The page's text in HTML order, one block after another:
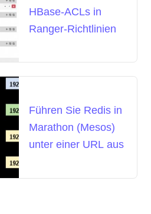
HBase-ACLs in
Ranger-Richtlinien
Führen Sie Redis in
Marathon (Mesos)
unter einer URL aus